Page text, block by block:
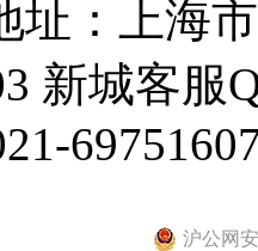
址：上海
新城客服
沪公网